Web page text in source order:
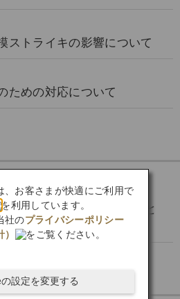
ストライキの影響について
ための対応について
つかえるZIPAIRポイントと
タート！
、お客さまが快適にご利用で
を利用しています。
社のプライバシーポリシー
をご覧ください。
設定を変更する